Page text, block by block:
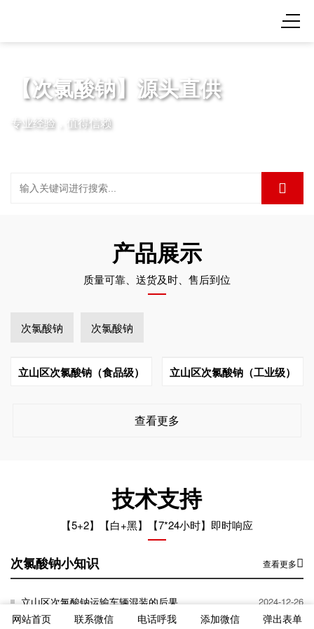
【次氯酸钠】源头直供
专业经验，值得信赖
产品展示
质量可靠、送货及时、售后到位
次氯酸钠 次氯酸钠
立山区次氯酸钠（食品级） 立山区次氯酸钠（工业级）
查看更多
技术支持
【5+2】【白+黑】【7*24小时】即时响应
次氯酸钠小知识 查看更多
立山区次氯酸钠运输车辆混装的后果 2024-12-26
网站首页 联系微信 电话呼我 添加微信 弹出表单